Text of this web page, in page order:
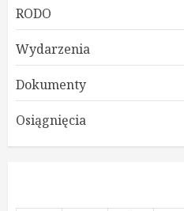
RODO
Wydarzenia
Dokumenty
Osiągnięcia